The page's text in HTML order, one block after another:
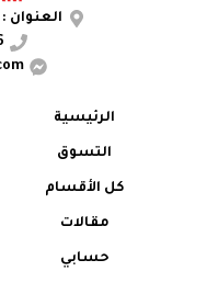
العنوان
الرئيسية
التسوق
كل الأقسام
مقالات
حسابي